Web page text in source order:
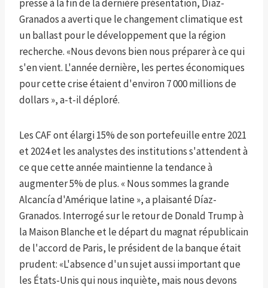
presse à la fin de la dernière présentation, Díaz-
Granados a averti que le changement climatique est
un ballast pour le développement que la région
recherche. «Nous devons bien nous préparer à ce qui
s'en vient. L'année dernière, les pertes économiques
pour cette crise étaient d'environ 7 000 millions de
dollars », a-t-il déploré.
Les CAF ont élargi 15% de son portefeuille entre 2021
et 2024 et les analystes des institutions s'attendent à
ce que cette année maintienne la tendance à
augmenter 5% de plus. « Nous sommes la grande
Alcancía d'Amérique latine », a plaisanté Díaz-
Granados. Interrogé sur le retour de Donald Trump à
la Maison Blanche et le départ du magnat républicain
de l'accord de Paris, le président de la banque était
prudent: «L'absence d'un sujet aussi important que
les États-Unis qui nous inquiète, mais nous devons